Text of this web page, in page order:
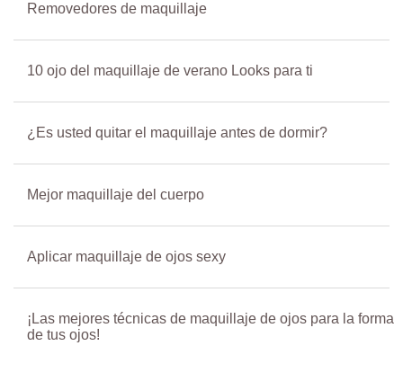
Removedores de maquillaje
10 ojo del maquillaje de verano Looks para ti
¿Es usted quitar el maquillaje antes de dormir?
Mejor maquillaje del cuerpo
Aplicar maquillaje de ojos sexy
¡Las mejores técnicas de maquillaje de ojos para la forma
de tus ojos!